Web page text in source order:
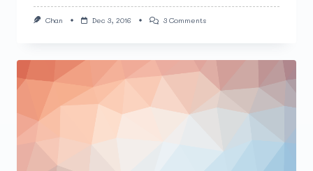
Chan Dec 3, 2016 3 CommentsOn
Training)